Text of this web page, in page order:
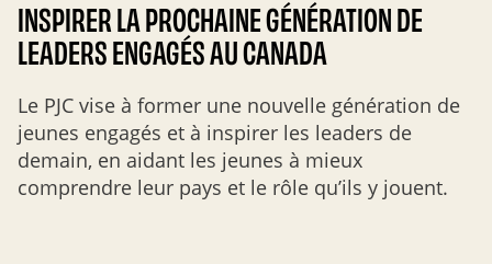
INSPIRER LA PROCHAINE GÉNÉRATION DE
LEADERS ENGAGÉS AU CANADA
Le PJC vise à former une nouvelle génération de
jeunes engagés et à inspirer les leaders de
demain, en aidant les jeunes à mieux
comprendre leur pays et le rôle qu’ils y jouent.